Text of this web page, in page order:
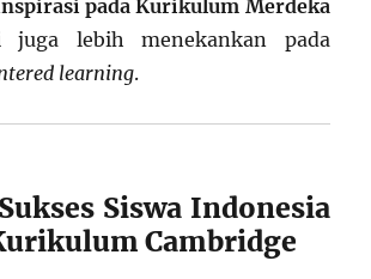
pada Kurikulum Merdeka
juga lebih menekankan pada
learning.
Siswa Indonesia
Cambridge